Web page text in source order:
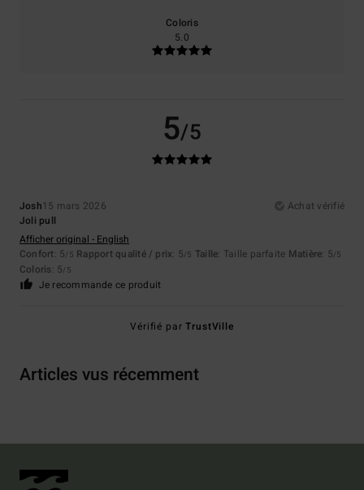
Coloris
5.0
5/5
Josh15 mars 2026
Achat vérifié
Joli pull
Afficher original - English
Confort: 5/5 Rapport qualité / prix: 5/5 Taille: Taille parfaite Matière: 5/5
Coloris: 5/5
Je recommande ce produit
Vérifié parTrustVille
Articles vus récemment